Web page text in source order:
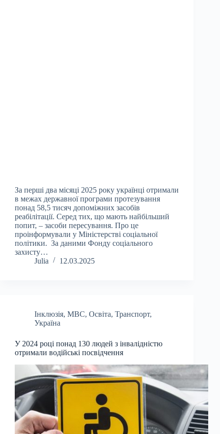
За перші два місяці 2025 року українці отримали
в межах державної програми протезування
понад 58,5 тисяч допоміжних засобів
реабілітації. Серед тих, що мають найбільший
попит, – засоби пересування. Про це
проінформували у Міністерстві соціальної
політики. За даними Фонду соціального
захисту…
Julia
12.03.2025
Інклюзія, МВС, Освіта, Транспорт,
Україна
У 2024 році понад 130 людей з інвалідністю
отримали водійські посвідчення